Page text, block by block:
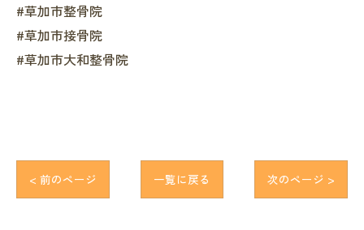
#草加市整骨院
#草加市接骨院
#草加市大和整骨院
< 前のページ 一覧に戻る 次のページ >